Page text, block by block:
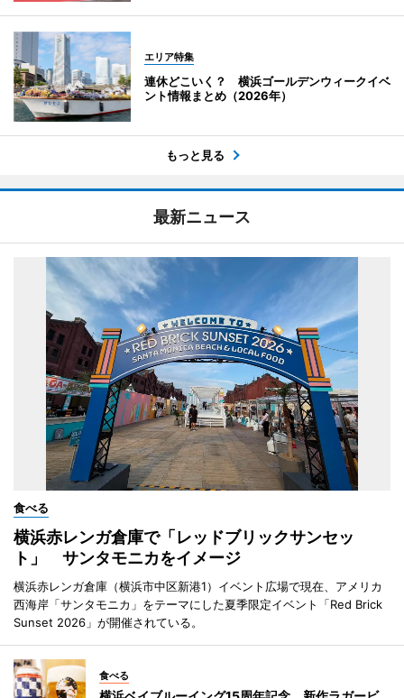
エリア特集
連休どこいく？ 横浜ゴールデンウィークイベ
ント情報まとめ（2026年）
もっと見る
最新ニュース
食べる
横浜赤レンガ倉庫で「レッドブリックサンセッ
ト」 サンタモニカをイメージ
横浜赤レンガ倉庫（横浜市中区新港1）イベント広場で現在、アメリカ
西海岸「サンタモニカ」をテーマにした夏季限定イベント「Red Brick
Sunset 2026」が開催されている。
食べる